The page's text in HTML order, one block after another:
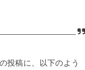
投稿に、以下のよう